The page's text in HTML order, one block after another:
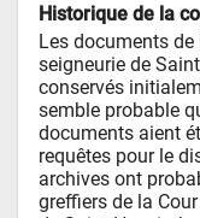
Historique de la
Les documents
seigneurie de
conservés
semble probable
documents aient
requêtes pour le
archives ont
greffiers de la